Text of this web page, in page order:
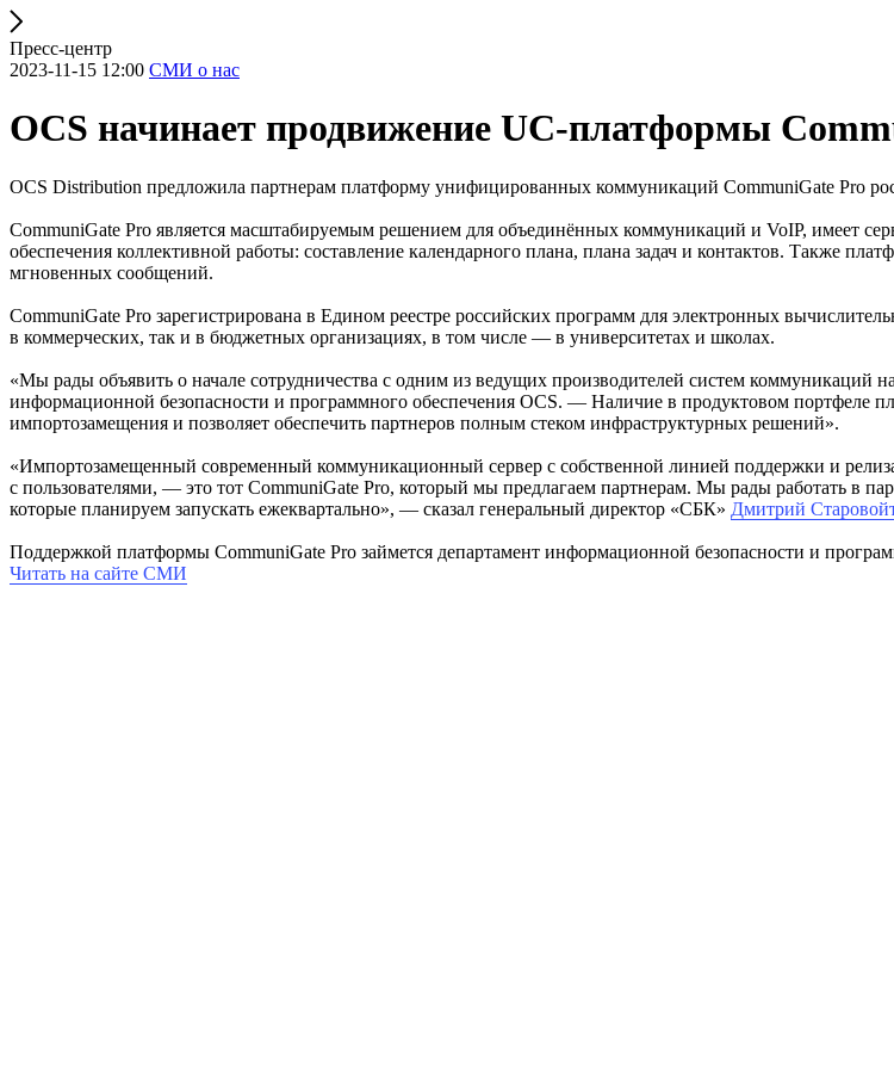
Пресс-центр
2023-11-15 12:00 СМИ о нас
OCS начинает продвижение UC-платформы
OCS Distribution предложила партнерам платформу унифицированных коммуникаций CommuniGate Pro
CommuniGate Pro является масштабируемым решением для объединённых коммуникаций и VoIP, имеет
обеспечения коллективной работы: составление календарного плана, плана задач и контактов. Также
мгновенных сообщений.
CommuniGate Pro зарегистрирована в Едином реестре российских программ для электронных
в коммерческих, так и в бюджетных организациях, в том числе — в университетах и школах.
«Мы рады объявить о начале сотрудничества с одним из ведущих производителей систем коммуникаций
информационной безопасности и программного обеспечения OCS. — Наличие в продуктовом портфеле
импортозамещения и позволяет обеспечить партнеров полным стеком инфраструктурных решений».
«Импортозамещенный современный коммуникационный сервер с собственной линией поддержки и
с пользователями, — это тот CommuniGate Pro, который мы предлагаем партнерам. Мы рады работать в
которые планируем запускать ежеквартально», — сказал генеральный директор «СБК» Дмитрий
Поддержкой платформы CommuniGate Pro займется департамент информационной безопасности и
Читать на сайте СМИ